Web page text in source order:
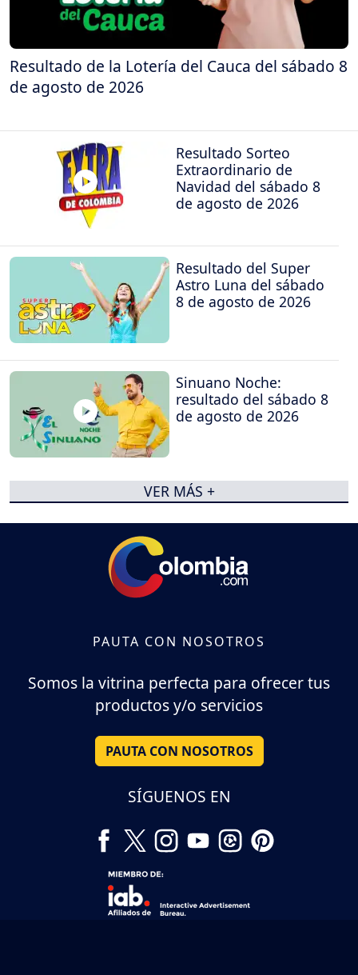
Resultado de la Lotería del Cauca del sábado 8
de agosto de 2026
Resultado Sorteo
Extraordinario de
Navidad del sábado 8
de agosto de 2026
Resultado del Super
Astro Luna del sábado
8 de agosto de 2026
Sinuano Noche:
resultado del sábado 8
de agosto de 2026
VER MÁS +
PAUTA CON NOSOTROS
Somos la vitrina perfecta para ofrecer tus
productos y/o servicios
PAUTA CON NOSOTROS
SÍGUENOS EN